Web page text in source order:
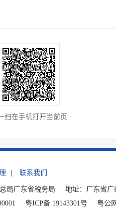
扫在手机打开当前页
联系我们
局广东省税务局
地址：广东省广
粤ICP备 19143301号 粤公